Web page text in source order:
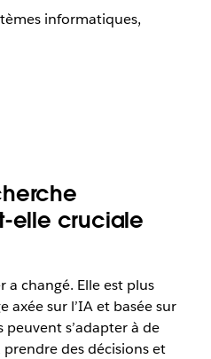
informatiques,
elle cruciale
changé. Elle est plus
axée sur l’IA et basée sur
peuvent s’adapter à de
des décisions et